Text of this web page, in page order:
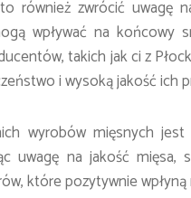
również zwrócić uwagę
wpływać na końcowy
takich jak ci z
i wysoką jakość ich
wyrobów mięsnych
uwagę na jakość
które pozytywnie